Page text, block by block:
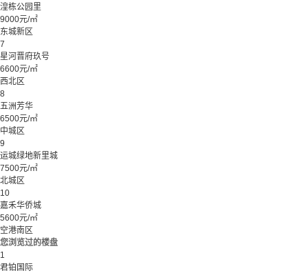
湟栋公园里
9000元/㎡
东城新区
7
星河晋府玖号
6600元/㎡
西北区
8
五洲芳华
6500元/㎡
中城区
9
运城绿地新里城
7500元/㎡
北城区
10
嘉禾华侨城
5600元/㎡
空港南区
您浏览过的楼盘
1
君铂国际